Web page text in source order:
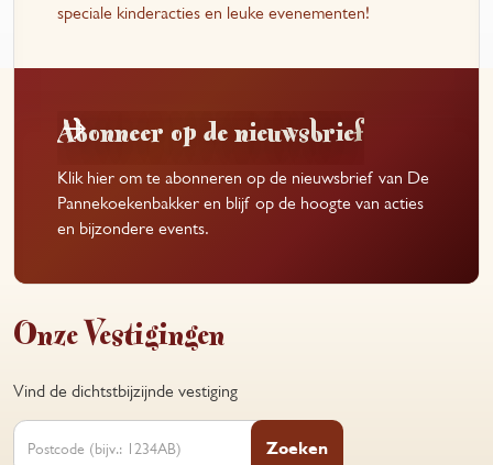
speciale kinderacties en leuke evenementen!
Abonneer op de nieuwsbrief
Klik hier om te abonneren op de nieuwsbrief van De
Pannekoekenbakker en blijf op de hoogte van acties
en bijzondere events.
Onze Vestigingen
Vind de dichtstbijzijnde vestiging
Zoeken